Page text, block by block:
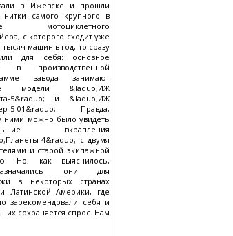
в Ижевске и прошли
нитки самого крупного в
мотоциклетного
с которого сходит уже
тысяч машин в год, то сразу
для себя: основное
в производственной
завода занимают
модели &laquo;ИЖ
5&raquo; и &laquo;ИЖ
5-01&raquo;. Правда,
ними можно было увидеть
вкрапления
4&raquo; с двумя
и старой экипажной
Но, как выяснилось,
они для
в некоторых странах
Латинской Америки, где
зарекомендовали себя и
них сохраняется спрос. Нам